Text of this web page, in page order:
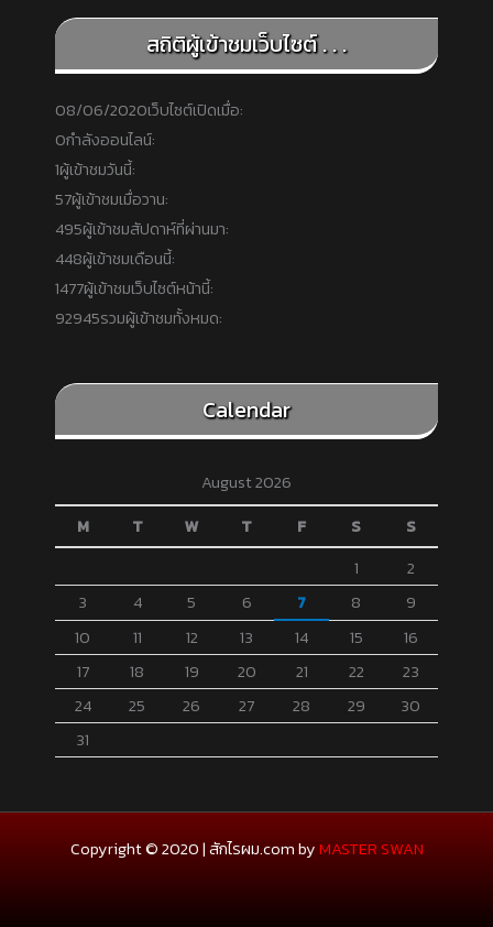
สถิติผู้เข้าชมเว็บไซต์ . . .
08/06/2020เว็บไซต์เปิดเมื่อ:
0กำลังออนไลน์:
1ผู้เข้าชมวันนี้:
57ผู้เข้าชมเมื่อวาน:
495ผู้เข้าชมสัปดาห์ที่ผ่านมา:
448ผู้เข้าชมเดือนนี้:
1477ผู้เข้าชมเว็บไซต์หน้านี้:
92945รวมผู้เข้าชมทั้งหมด:
Calendar
August 2026
M
T W T F S
S
1
2
3
4 5 6 7 8
9
10
11 12 13 14 15
16
17
18 19 20 21 22
23
24
25 26 27 28 29
30
31
Copyright © 2020 | สักไรผม.com byMASTER SWAN